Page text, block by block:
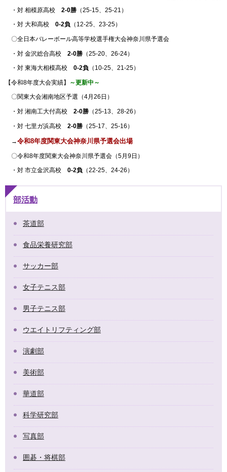
・対 相模原高校 2-0勝 （25-15、25-21）
・対 大和高校 0-2負 （12-25、23-25）
〇全日本バレーボール高等学校選手権大会神奈川県予選会
・対 金沢総合高校 2-0勝 （25-20、26-24）
・対 東海大相模高校 0-2負 （10-25、21-25）
【令和8年度大会実績】 ～更新中～
〇関東大会湘南地区予選（4月26日）
・対 湘南工大付高校 2-0勝 （25-13、28-26）
・対 七里ガ浜高校 2-0勝 （25-17、25-16）
→令和8年度関東大会神奈川県予選会出場
〇令和8年度関東大会神奈川県予選会（5月9日）
・対 市立金沢高校 0-2負 （22-25、24-26）
部活動
茶道部
食品栄養研究部
サッカー部
女子テニス部
男子テニス部
ウエイトリフティング部
演劇部
美術部
華道部
科学研究部
写真部
囲碁・将棋部